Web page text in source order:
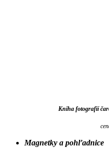
Kniha fotografií
Magnetky a pohľadnice